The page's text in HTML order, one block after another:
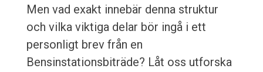
Men vad exakt innebär denna struktur
och vilka viktiga delar bör ingå i ett
personligt brev från en
Bensinstationsbiträde? Låt oss utforska